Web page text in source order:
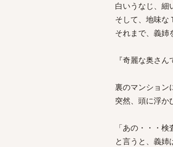
白いうなじ、細
そして、地味な
それまで、義姉
『奇麗な奥さ
裏のマンション
突然、頭に浮か
「あの・・・
と言うと、義姉